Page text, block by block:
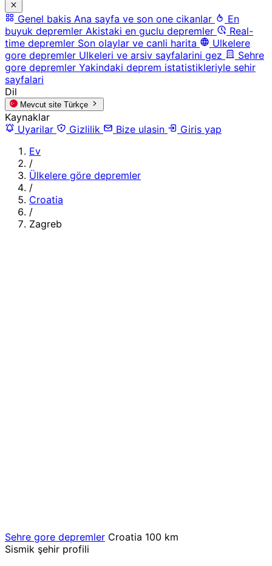
Genel bakis Ana sayfa ve son one cikanlar
En
buyuk depremler Akistaki en guclu depremler
Real-
time depremler Son olaylar ve canli harita
Ulkelere
gore depremler Ulkeleri ve arsiv sayfalarini gez
Sehre
gore depremler Yakindaki deprem istatistikleriyle sehir
sayfalari
Dil
Mevcut site Türkçe
Kaynaklar
Uyarilar
Gizlilik Bize ulasin
Giris yap
Ev
/
Ülkelere göre depremler
/
Croatia
/
Zagreb
Sehre gore depremler Croatia 100 km
Sismik şehir profili